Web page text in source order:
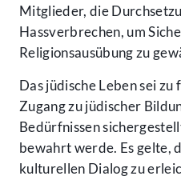
Mitglieder, die
Hassverbrechen, um
Religionsausübung zu
Das jüdische Leben sei
Zugang zu jüdischer
Bedürfnissen
bewahrt werde. Es gelte,
kulturellen Dialog zu